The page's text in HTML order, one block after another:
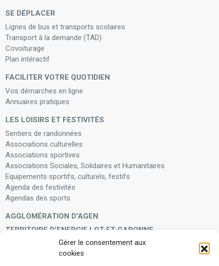
Gérer le consentement aux
cookies
SE DÉPLACER
Lignes de bus et transports scolaires
Transport à la demande (TAD)
Covoiturage
Plan intéractif
FACILITER VOTRE QUOTIDIEN
Vos démarches en ligne
Annuaires pratiques
LES LOISIRS ET FESTIVITÉS
Sentiers de randonnées
Associations culturelles
Associations sportives
Associations Sociales, Solidaires et Humanitaires
Equipements sportifs, culturels, festifs
Agenda des festivités
Agendas des sports
AGGLOMÉRATION D’AGEN
TERRITOIRE D’ENERGIE LOT-ET-GARONNE